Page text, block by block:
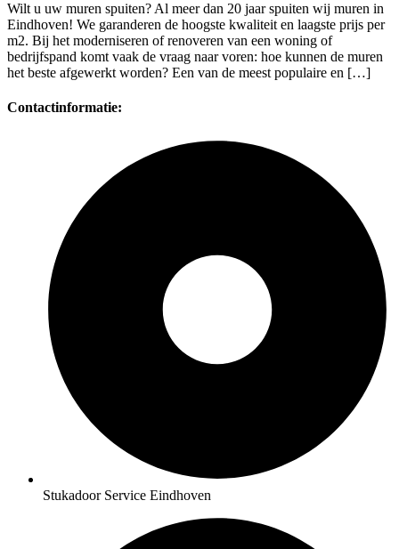
Wilt u uw muren spuiten? Al meer dan 20 jaar spuiten wij muren in
Eindhoven! We garanderen de hoogste kwaliteit en laagste prijs per
m2. Bij het moderniseren of renoveren van een woning of
bedrijfspand komt vaak de vraag naar voren: hoe kunnen de muren
het beste afgewerkt worden? Een van de meest populaire en […]
Contactinformatie:
Stukadoor Service Eindhoven